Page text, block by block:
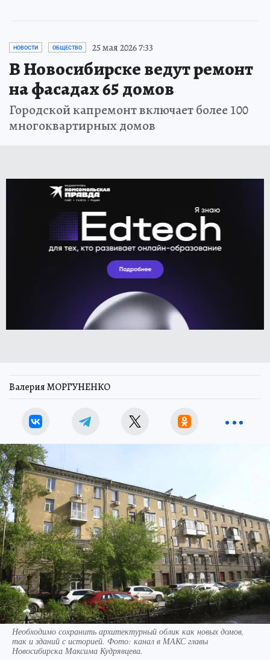
НОВОСТИ ОБЩЕСТВО 25 мая 2026 7:33
В Новосибирске ведут ремонт
на фасадах 65 домов
Городской капремонт включает более 100
многоквартирных домов
Валерия МОРГУНЕНКО
Необходимо сохранить архитектурный облик как новых домов,
так и зданий с историей. Фото: канал в МАКС главы
Новосибирска Максима Кудрявцева.